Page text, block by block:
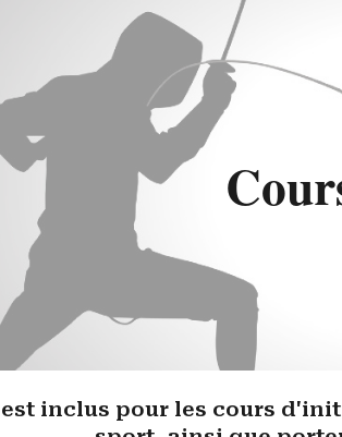
Skip to main content
inclus pour les cours